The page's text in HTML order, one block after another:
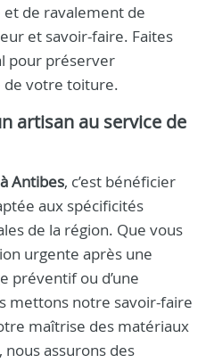
de ravalement de
et savoir-faire. Faites
pour préserver
de votre toiture.
artisan au service de
Antibes, c’est bénéficier
aux spécificités
de la région. Que vous
urgente après une
préventif ou d’une
mettons notre savoir-faire
maîtrise des matériaux
nous assurons des